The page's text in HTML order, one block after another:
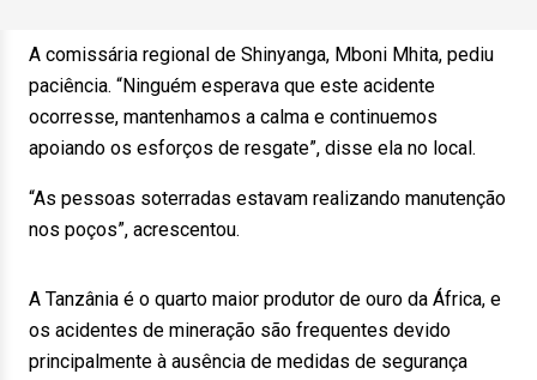
A comissária regional de Shinyanga, Mboni Mhita, pediu
paciência. “Ninguém esperava que este acidente
ocorresse, mantenhamos a calma e continuemos
apoiando os esforços de resgate”, disse ela no local.
“As pessoas soterradas estavam realizando manutenção
nos poços”, acrescentou.
A Tanzânia é o quarto maior produtor de ouro da África, e
os acidentes de mineração são frequentes devido
principalmente à ausência de medidas de segurança